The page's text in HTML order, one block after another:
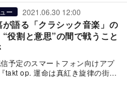
ー 2021.06.30 12:00
が語る「クラシック音楽」の
“役割と意思”の間で戦うこと
予定のスマートフォン向けアプ
takt op. 運命は真紅き旋律の街
歌「SYMPHONIA」は、…